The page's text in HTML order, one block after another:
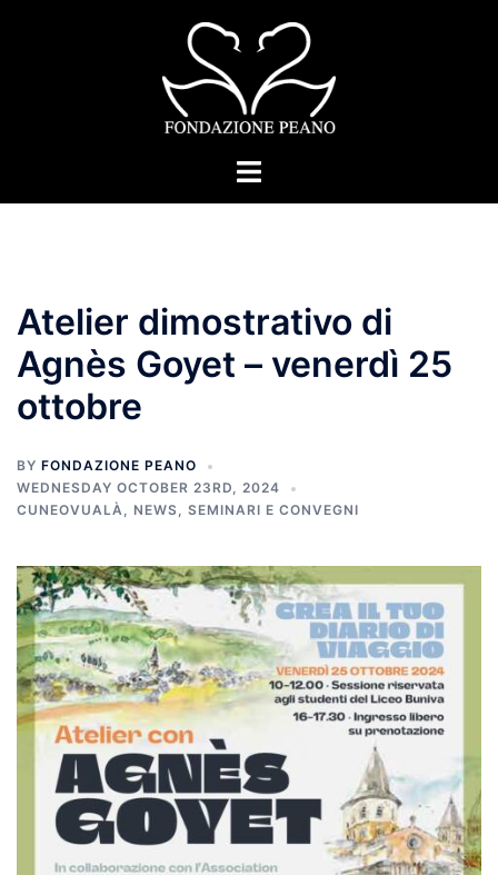
Toggle
Atelier dimostrativo di
Agnès Goyet – venerdì 25
ottobre
BY FONDAZIONE PEANO
WEDNESDAY OCTOBER 23RD, 2024
CUNEOVUALÀ, NEWS, SEMINARI E CONVEGNI